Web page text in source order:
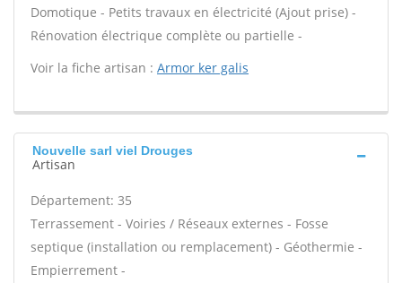
Domotique - Petits travaux en électricité (Ajout prise) -
Rénovation électrique complète ou partielle -
Voir la fiche artisan : Armor ker galis
Nouvelle sarl viel Drouges
Artisan
Département: 35
Terrassement - Voiries / Réseaux externes - Fosse
septique (installation ou remplacement) - Géothermie -
Empierrement -